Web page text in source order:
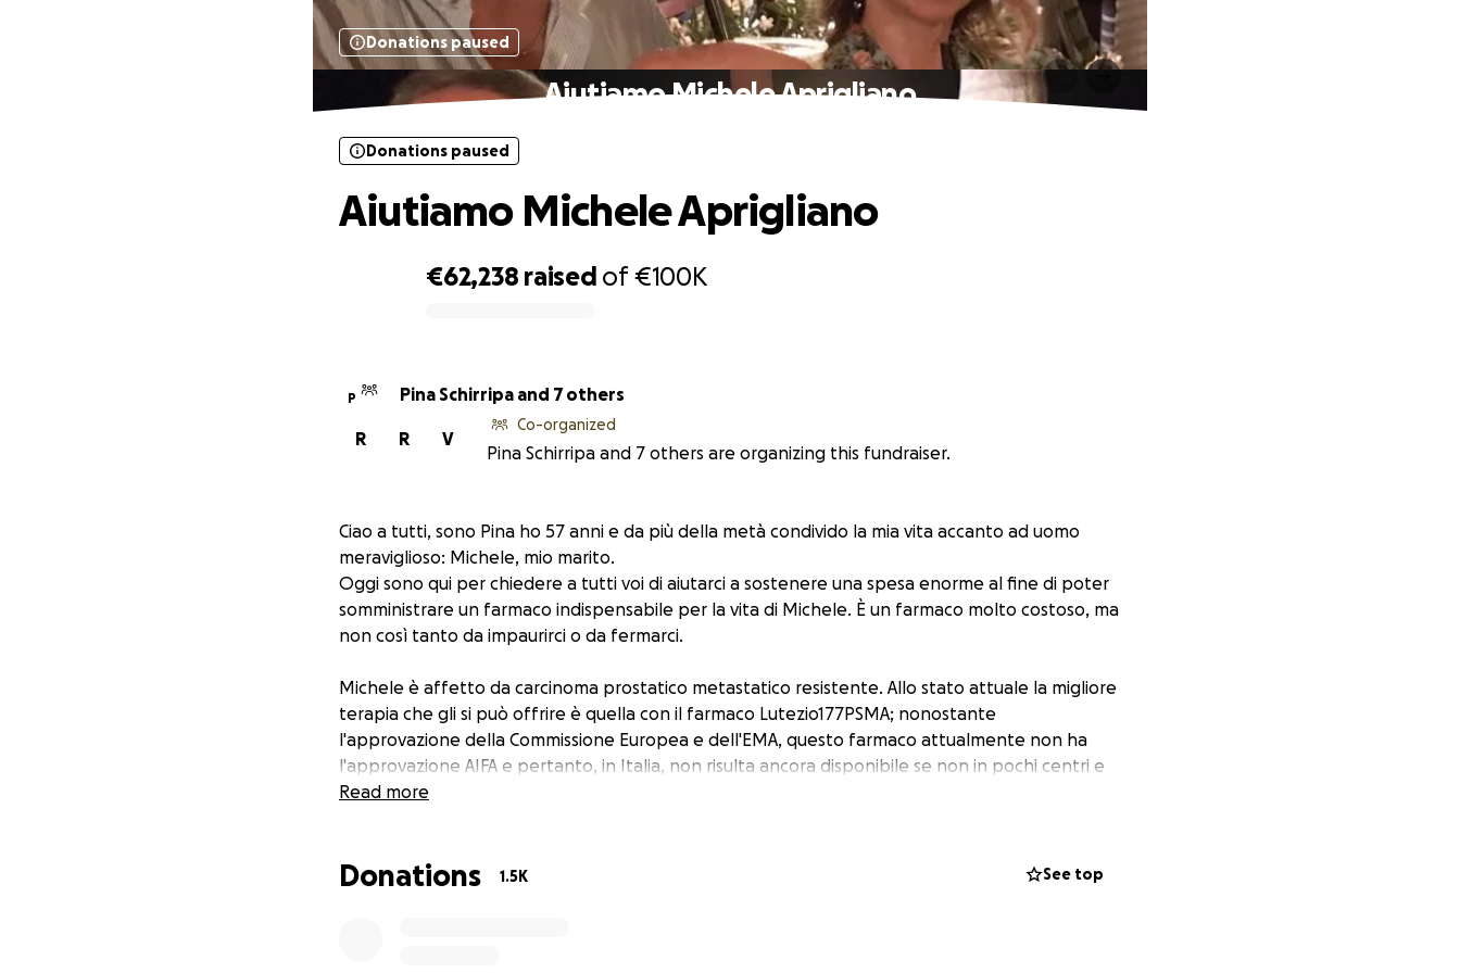
Donations paused
Aiutiamo Michele Aprigliano
€62,238 raised of€100K
Donations paused
Aiutiamo Michele Aprigliano
P Pina Schirripa and 7 others
V
R
R
Co-organized
Pina Schirripa and 7 others are organizing this fundraiser.
Ciao a tutti, sono Pina ho 57 anni e da più della metà condivido la mia vita accanto ad uomo
meraviglioso: Michele, mio marito.
Oggi sono qui per chiedere a tutti voi di aiutarci a sostenere una spesa enorme al fine di poter
somministrare un farmaco indispensabile per la vita di Michele. È un farmaco molto costoso, ma
non così tanto da impaurirci o da fermarci.
Michele è affetto da carcinoma prostatico metastatico resistente. Allo stato attuale la migliore
terapia che gli si può offrire è quella con il farmaco Lutezio177PSMA; nonostante
l'approvazione della Commissione Europea e dell'EMA, questo farmaco attualmente non ha
l'approvazione AIFA e pertanto, in Italia, non risulta ancora disponibile se non in pochi centri e
con tempistiche di accesso molto lunghe.
La terapia completa prevede almeno 6 somministrazioni, per un costo complessivo di circa
Read more
Donations 1.5K See top